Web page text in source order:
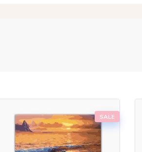
SALE